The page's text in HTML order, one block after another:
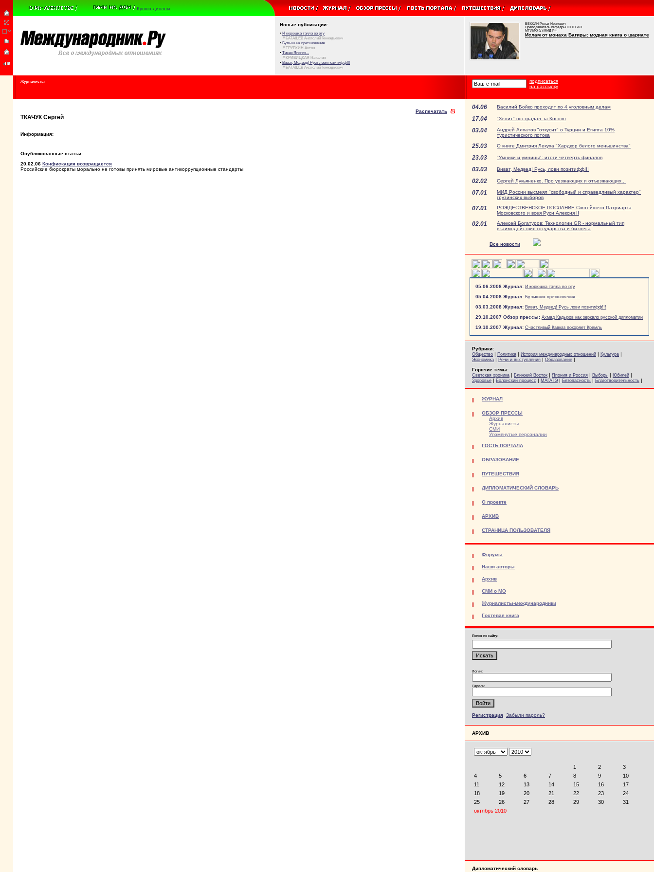
Куплю диплом
Новые публикации:
• И корюшка таяла во рту
// БАТАШЕВ Анатолий Геннадьевич
• Булыжник преткновения...
// ТРУБКИН Антон
• Тихая Япония...
// КРИВИЦКАЯ Наталия
• Виват, Медвед! Русь лови позитифф!!!
// БАТАШЕВ Анатолий Геннадьевич
БЕККИН Ренат Ирикович
Преподаватель кафедры ЮНЕСКО
МГИМО (у) МИД РФ
Ислам от монаха Багиры: модная книга о шариате
Журналисты
подписаться
на рассылку
Распечатать
ТКАЧУК Сергей
Информация:
Опубликованные статьи:
20.02.06 Конфискация возвращается
Российские бюрократы морально не готовы принять мировые антикоррупционные стандарты
04.06 Василий Бойко проходит по 4 уголовным делам
17.04 "Зенит" пострадал за Косово
03.04
Андрей Алпатов "откусит" о Турции и Египта 10%
туристического потока
25.03 О книге Дмитрия Лекуха "Хардкор белого меньшинства"
23.03 "Умники и умницы": итоги четверть финалов
03.03 Виват, Медвед! Русь, лови позитифф!!!
02.02 Сергей Лукьяненко. Про уезжающих и отъезжающих...
07.01
МИД России высмеял "свободный и справедливый характер"
грузинских выборов
07.01
РОЖДЕСТВЕНСКОЕ ПОСЛАНИЕ Святейшего Патриарха
Московского и всея Руси Алексия II
02.01
Алексей Богатуров: Технологии GR - нормальный тип
взаимодействия государства и бизнеса
Все новости
05.06.2008 Журнал: И корюшка таяла во рту
05.04.2008 Журнал: Булыжник преткновения...
03.03.2008 Журнал: Виват, Медвед! Русь лови позитифф!!!
29.10.2007 Обзор прессы: Ахмад Кадыров как зеркало русской дипломатии
19.10.2007 Журнал: Счастливый Кавказ покоряет Кремль
Рубрики:
Общество | Политика | История международных отношений | Культура |
Экономика | Речи и выступления | Образование |
Горячие темы:
Светская хроника | Ближний Восток | Япония и Россия | Выборы | Юбилей |
Здоровье | Болонский процесс | МАГАТЭ | Безопасность | Благотворительность |
ЖУРНАЛ
ОБЗОР ПРЕССЫ
Архив
Журналисты
СМИ
Упомянутые персоналии
ГОСТЬ ПОРТАЛА
ОБРАЗОВАНИЕ
ПУТЕШЕСТВИЯ
ДИПЛОМАТИЧЕСКИЙ СЛОВАРЬ
О проекте
АРХИВ
СТРАНИЦА ПОЛЬЗОВАТЕЛЯ
Форумы
Наши авторы
Архив
СМИ о МО
Журналисты-международники
Гостевая книга
Поиск по сайту:
Логин:
Пароль:
Регистрация Забыли пароль?
АРХИВ
Дипломатический словарь